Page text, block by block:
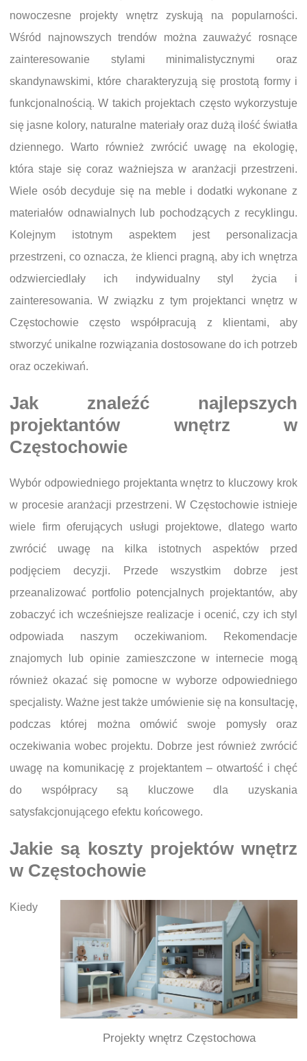
nowoczesne projekty wnętrz zyskują na popularności.
Wśród najnowszych trendów można zauważyć rosnące
zainteresowanie stylami minimalistycznymi oraz
skandynawskimi, które charakteryzują się prostotą formy i
funkcjonalnością. W takich projektach często wykorzystuje
się jasne kolory, naturalne materiały oraz dużą ilość światła
dziennego. Warto również zwrócić uwagę na ekologię,
która staje się coraz ważniejsza w aranżacji przestrzeni.
Wiele osób decyduje się na meble i dodatki wykonane z
materiałów odnawialnych lub pochodzących z recyklingu.
Kolejnym istotnym aspektem jest personalizacja
przestrzeni, co oznacza, że klienci pragną, aby ich wnętrza
odzwierciedlały ich indywidualny styl życia i
zainteresowania. W związku z tym projektanci wnętrz w
Częstochowie często współpracują z klientami, aby
stworzyć unikalne rozwiązania dostosowane do ich potrzeb
oraz oczekiwań.
Jak znaleźć najlepszych
projektantów wnętrz w
Częstochowie
Wybór odpowiedniego projektanta wnętrz to kluczowy krok
w procesie aranżacji przestrzeni. W Częstochowie istnieje
wiele firm oferujących usługi projektowe, dlatego warto
zwrócić uwagę na kilka istotnych aspektów przed
podjęciem decyzji. Przede wszystkim dobrze jest
przeanalizować portfolio potencjalnych projektantów, aby
zobaczyć ich wcześniejsze realizacje i ocenić, czy ich styl
odpowiada naszym oczekiwaniom. Rekomendacje
znajomych lub opinie zamieszczone w internecie mogą
również okazać się pomocne w wyborze odpowiedniego
specjalisty. Ważne jest także umówienie się na konsultację,
podczas której można omówić swoje pomysły oraz
oczekiwania wobec projektu. Dobrze jest również zwrócić
uwagę na komunikację z projektantem – otwartość i chęć
do współpracy są kluczowe dla uzyskania
satysfakcjonującego efektu końcowego.
Jakie są koszty projektów wnętrz
w Częstochowie
Projekty wnętrz Częstochowa
Kiedy